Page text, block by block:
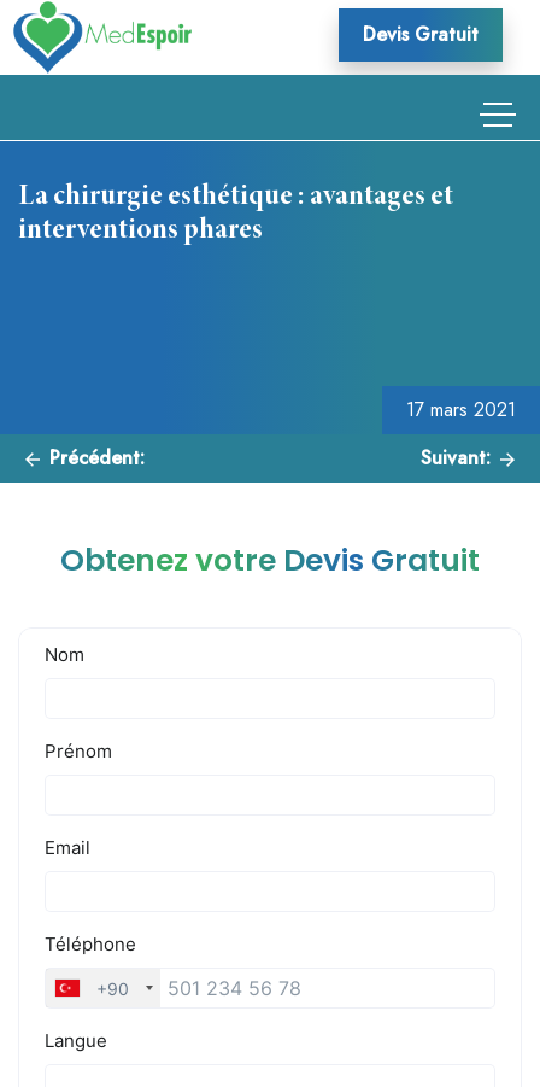
Skip
to
content
Devis Gratuit
La chirurgie esthétique : avantages et
interventions phares
17 mars 2021
Précédent: Suivant:
Obtenez votre Devis Gratuit